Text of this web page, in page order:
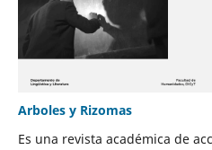
Arboles y Rizomas
Es una revista académica de